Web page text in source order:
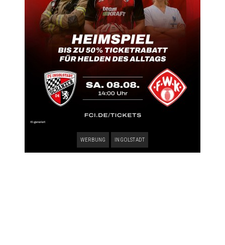
WERBUNG INGOLSTADT